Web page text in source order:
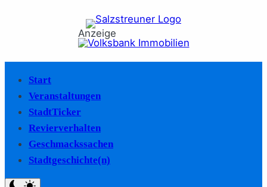
Anzeige
Start
Veranstaltungen
StadtTicker
Revierverhalten
Geschmackssachen
Stadtgeschichte(n)